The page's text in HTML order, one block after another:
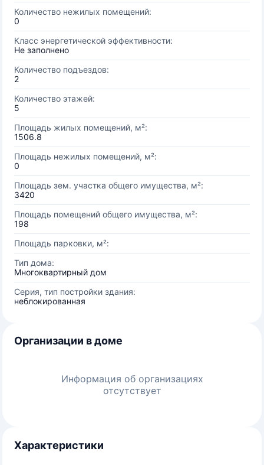
Количество нежилых помещений:
0
Класс энергетической эффективности:
Не заполнено
Количество подъездов:
2
Количество этажей:
5
Площадь жилых помещений, м²:
1506.8
Площадь нежилых помещений, м²:
0
Площадь зем. участка общего имущества, м²:
3420
Площадь помещений общего имущества, м²:
198
Площадь парковки, м²:
Тип дома:
Многоквартирный дом
Серия, тип постройки здания:
неблокированная
Организации в доме
Информация об организациях
отсутствует
Характеристики